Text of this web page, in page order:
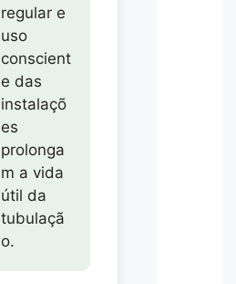
regular e
uso
conscient
e das
instalaçõ
es
prolonga
m a vida
útil da
tubulaçã
o.